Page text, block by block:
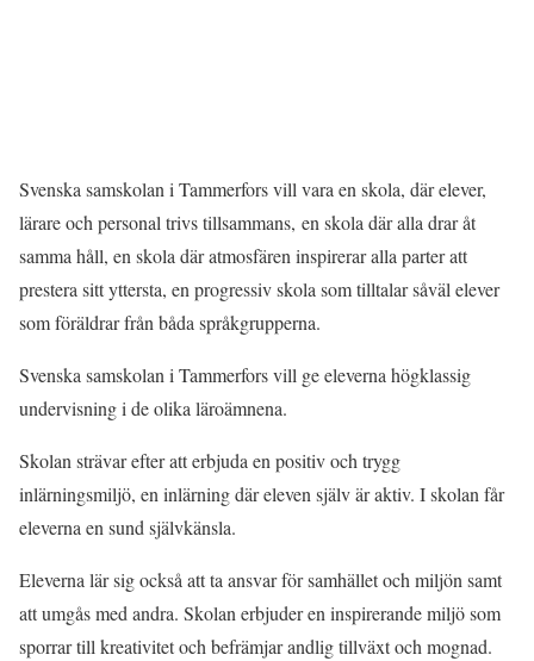
Svenska samskolan i Tammerfors vill vara en skola, där elever,
lärare och personal trivs tillsammans, en skola där alla drar åt
samma håll, en skola där atmosfären inspirerar alla parter att
prestera sitt yttersta, en progressiv skola som tilltalar såväl elever
som föräldrar från båda språkgrupperna.
Svenska samskolan i Tammerfors vill ge eleverna högklassig
undervisning i de olika läroämnena.
Skolan strävar efter att erbjuda en positiv och trygg
inlärningsmiljö, en inlärning där eleven själv är aktiv. I skolan får
eleverna en sund självkänsla.
Eleverna lär sig också att ta ansvar för samhället och miljön samt
att umgås med andra. Skolan erbjuder en inspirerande miljö som
sporrar till kreativitet och befrämjar andlig tillväxt och mognad.